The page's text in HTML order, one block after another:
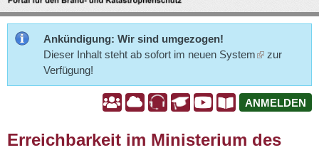
Inhalt
Portal.rlp
Ankündigung: Wir sind umgezogen!
Dieser Inhalt steht ab sofort im neuen System
zur
Verfügung!
A A A ANMELDEN
Erreichbarkeit im Ministerium des